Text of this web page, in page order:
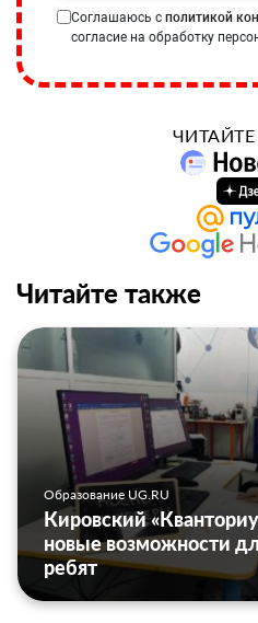
Соглашаюсь с политикой
согласие на обработку
ЧИТАЙТЕ
Читайте также
Образование UG.RU
Кировский
новые возможности
ребят